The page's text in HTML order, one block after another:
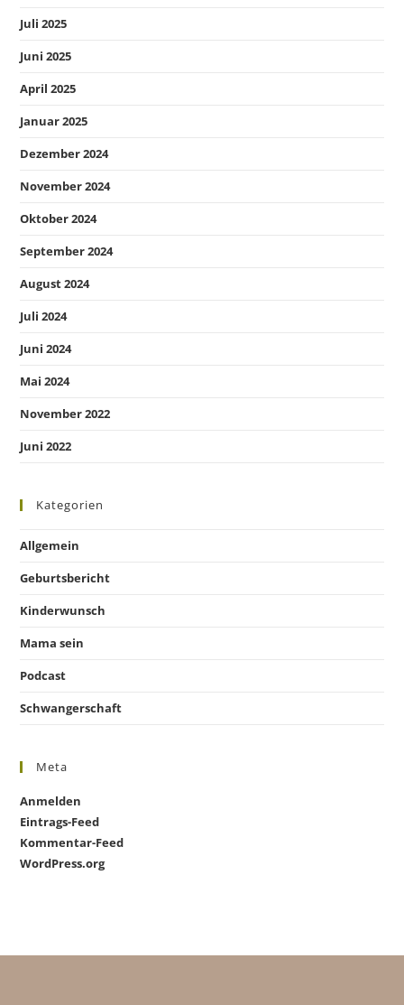
Juli 2025
Juni 2025
April 2025
Januar 2025
Dezember 2024
November 2024
Oktober 2024
September 2024
August 2024
Juli 2024
Juni 2024
Mai 2024
November 2022
Juni 2022
Kategorien
Allgemein
Geburtsbericht
Kinderwunsch
Mama sein
Podcast
Schwangerschaft
Meta
Anmelden
Eintrags-Feed
Kommentar-Feed
WordPress.org